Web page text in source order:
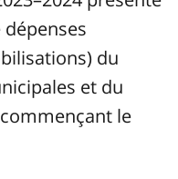
du
et du
le